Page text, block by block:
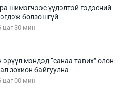
шимэгчээс үүдэлтэй гэдэсний
болзошгүй
цаг 30 мин
эрүүл мэндэд “санаа тавих” олон
зохион байгуулна
цаг 00 мин